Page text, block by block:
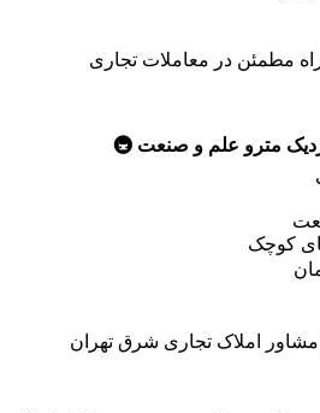
مطمئن در معاملات تجاری
مترو علم و صنعت 🚇
کوچک
املاک تجاری شرق تهران